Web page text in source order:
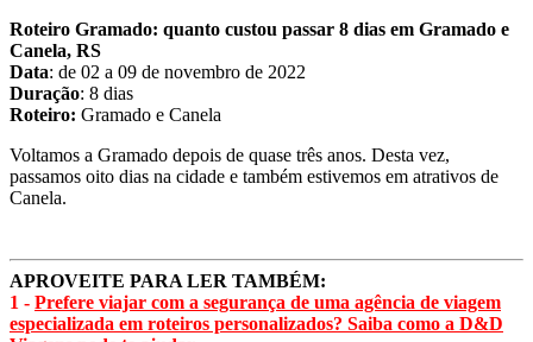
Roteiro Gramado: quanto custou passar 8 dias em Gramado e
Canela, RS
Data: de 02 a 09 de novembro de 2022
Duração: 8 dias
Roteiro: Gramado e Canela
Voltamos a Gramado depois de quase três anos. Desta vez,
passamos oito dias na cidade e também estivemos em atrativos de
Canela.
APROVEITE PARA LER TAMBÉM:
1 - Prefere viajar com a segurança de uma agência de viagem
especializada em roteiros personalizados? Saiba como a D&D